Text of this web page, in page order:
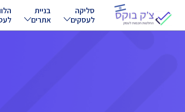
סליקה
לעסקים
בניית
אתרים